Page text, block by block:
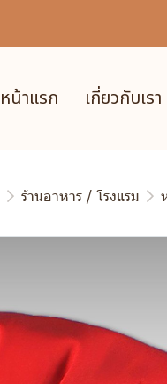
หน้าแรก เกี่ยวกับเรา
ร้านอาหาร / โรงแรม